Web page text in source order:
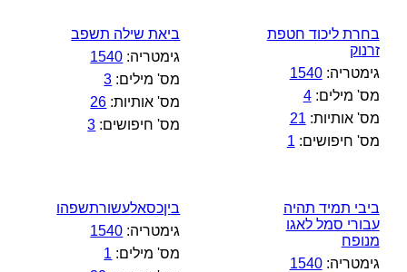
בחרת ליכוד חטפת
זרנוק
גימטריה:1540
מס' מילים:4
מס' אותיות: 21
מס' חיפושים: 1
ביאת שילה תשפב
גימטריה: 1540
מס' מילים: 3
מס' אותיות: 26
מס' חיפושים: 3
ביבי תמיד תהיה
עבורי סמל לאגו
מנופח
גימטריה:1540
ביןכסאלעשורתשפהו
גימטריה: 1540
מס' מילים: 1